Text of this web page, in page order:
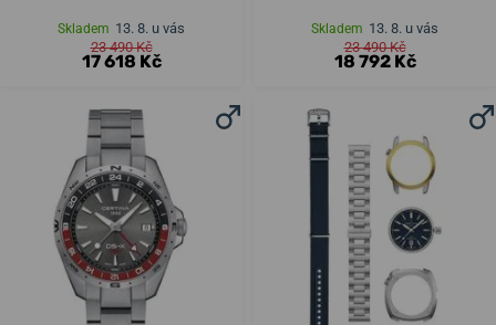
Skladem 13. 8. u vás
23 490 Kč
17 618 Kč
Skladem 13. 8. u vás
23 490 Kč
18 792 Kč